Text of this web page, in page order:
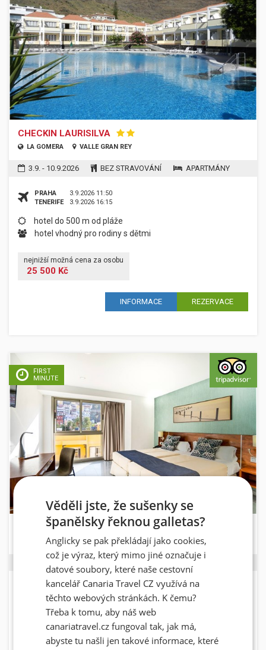
CHECKIN LAURISILVA
LA GOMERA VALLE GRAN REY
3.9. - 10.9.2026 BEZ STRAVOVÁNÍ APARTMÁNY
PRAHA
3.9.2026 11:50
TENERIFE
3.9.2026 16:15
hotel do 500 m od pláže
hotel vhodný pro rodiny s dětmi
nejnižší možná cena za osobu
25 500 Kč
INFORMACE REZERVACE
FIRST
MINUTE
TORRE DEL CONDE GARAJONAY
LA GOMERA SAN SEBASTIÁN DE LA GOMERA
13.12. - 20.12.2026 SNÍDANĚ HOTEL
PRAHA
13.12.2026 11:50
TENERIFE
13.12.2026 16:15
hotel do 500 m od pláže
nejnižší možná cena za osobu
Věděli jste, že sušenky se
španělsky řeknou galletas?
Anglicky se pak překládají jako cookies,
což je výraz, který mimo jiné označuje i
datové soubory, které naše cestovní
kancelář Canaria Travel CZ využívá na
těchto webových stránkách. K čemu?
Třeba k tomu, aby náš web
canariatravel.cz fungoval tak, jak má,
abyste tu našli jen takové informace, které